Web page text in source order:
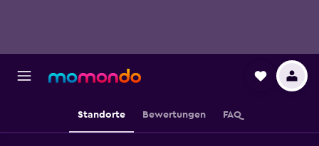
Standorte Bewertungen FAQ